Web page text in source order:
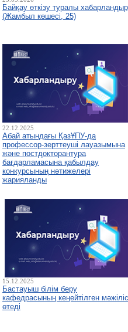
Байқау өткізу туралы
(Жамбыл көшесі, 25)
22.12.2025
Абай атындағы ҚазҰПУ-да
профессор-зерттеуші лауазымына
және постдокторантура
бағдарламасына қабылдау
конкурсының нәтижелері
жарияланды
15.12.2025
Бастауыш білім беру
кафедрасының кеңейтілген
өтеді